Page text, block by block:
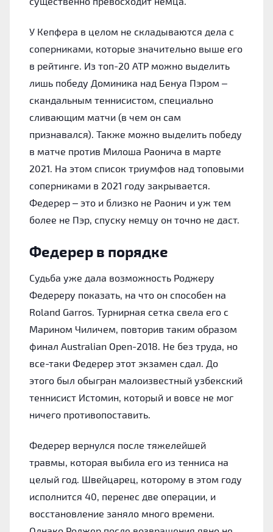
У Кепфера в целом не складываются дела с
соперниками, которые значительно выше его
в рейтинге. Из топ-20 ATP можно выделить
лишь победу Доминика над Бенуа Пэром –
скандальным теннисистом, специально
сливающим матчи (в чем он сам
признавался). Также можно выделить победу
в матче против Милоша Раонича в марте
2021. На этом список триумфов над топовыми
соперниками в 2021 году закрывается.
Федерер – это и близко не Раонич и уж тем
более не Пэр, спуску немцу он точно не даст.
Федерер в порядке
Судьба уже дала возможность Роджеру
Федереру показать, на что он способен на
Roland Garros. Турнирная сетка свела его с
Марином Чиличем, повторив таким образом
финал Australian Open-2018. Не без труда, но
все-таки Федерер этот экзамен сдал. До
этого был обыгран малоизвестный узбекский
теннисист Истомин, который и вовсе не мог
ничего противопоставить.
Федерер вернулся после тяжелейшей
травмы, которая выбила его из тенниса на
целый год. Швейцарец, которому в этом году
исполнится 40, перенес две операции, и
восстановление заняло много времени.